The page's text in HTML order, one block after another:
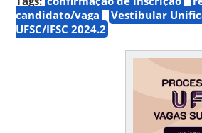
candidato/vaga
Vestibular
UFSC/IFSC 2024.2